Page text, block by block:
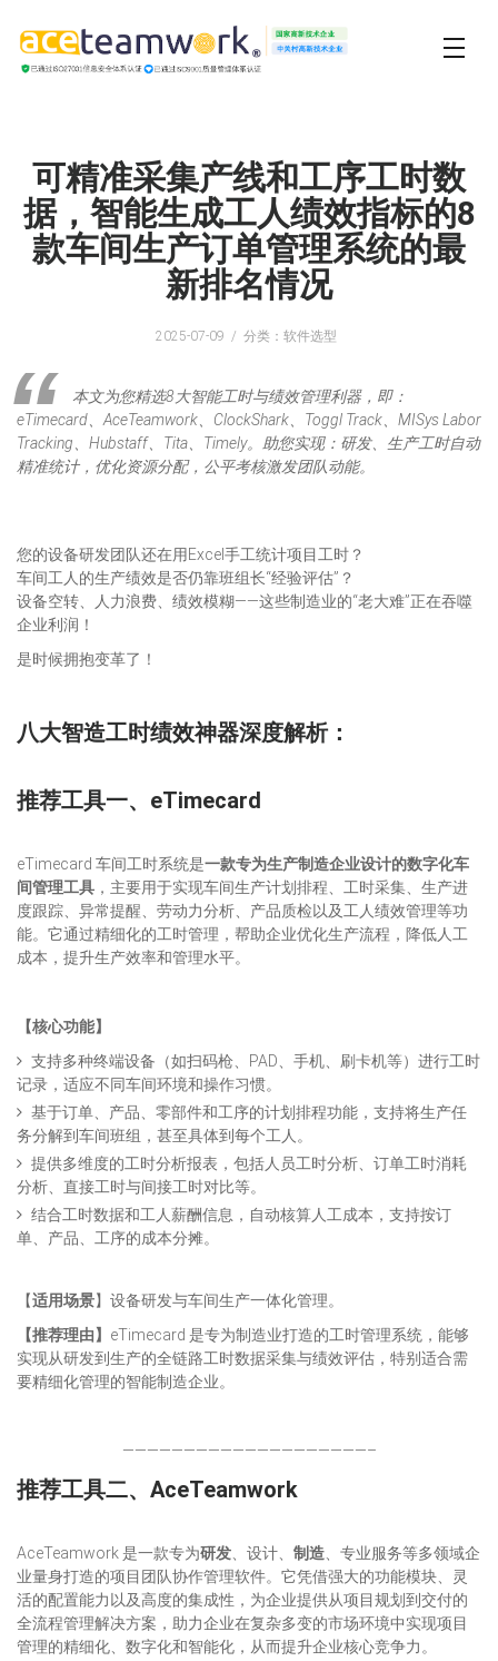
可精准采集产线和工序工时数
据，智能生成工人绩效指标的8
款车间生产订单管理系统的最
新排名情况
2025-07-09 分类：软件选型
本文为您精选8大智能工时与绩效管理利器，即：
eTimecard、AceTeamwork、ClockShark、Toggl Track、MISys Labor
Tracking、Hubstaff、Tita、Timely。助您实现：研发、生产工时自动
精准统计，优化资源分配，公平考核激发团队动能。
您的设备研发团队还在用Excel手工统计项目工时？
车间工人的生产绩效是否仍靠班组长“经验评估”？
设备空转、人力浪费、绩效模糊——这些制造业的“老大难”正在吞噬
企业利润！
是时候拥抱变革了！
八大智造工时绩效神器深度解析：
推荐工具一、eTimecard
eTimecard 车间工时系统是一款专为生产制造企业设计的数字化车
间管理工具 ，主要用于实现车间生产计划排程、工时采集、生产进
度跟踪、异常提醒、劳动力分析、产品质检以及工人绩效管理等功
能。它通过精细化的工时管理，帮助企业优化生产流程，降低人工
成本，提升生产效率和管理水平。
【核心功能】
支持多种终端设备（如扫码枪、PAD、手机、刷卡机等）进行工时
记录，适应不同车间环境和操作习惯。
基于订单、产品、零部件和工序的计划排程功能，支持将生产任
务分解到车间班组，甚至具体到每个工人。
提供多维度的工时分析报表，包括人员工时分析、订单工时消耗
分析、直接工时与间接工时对比等。
结合工时数据和工人薪酬信息，自动核算人工成本，支持按订
单、产品、工序的成本分摊。
【适用场景】设备研发与车间生产一体化管理。
【推荐理由】 eTimecard 是专为制造业打造的工时管理系统，能够
实现从研发到生产的全链路工时数据采集与绩效评估，特别适合需
要精细化管理的智能制造企业。
————————————————————–
推荐工具二、 AceTeamwork
AceTeamwork 是一款专为研发 、设计、 制造 、专业服务等多领域企
业量身打造的项目团队协作管理软件。它凭借强大的功能模块、灵
活的配置能力以及高度的集成性，为企业提供从项目规划到交付的
全流程管理解决方案，助力企业在复杂多变的市场环境中实现项目
管理的精细化、数字化和智能化，从而提升企业核心竞争力。